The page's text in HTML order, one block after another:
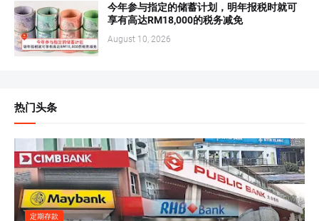
今年参与指定的储蓄计划，明年报税时就可
享有高达RM18,000的税务减免
August 10, 2026
热门头条
定期存款